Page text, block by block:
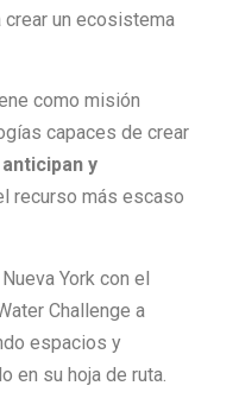
un ecosistema
como misión
capaces de crear
y
recurso más escaso
York con el
Challenge a
espacios y
en su hoja de ruta.